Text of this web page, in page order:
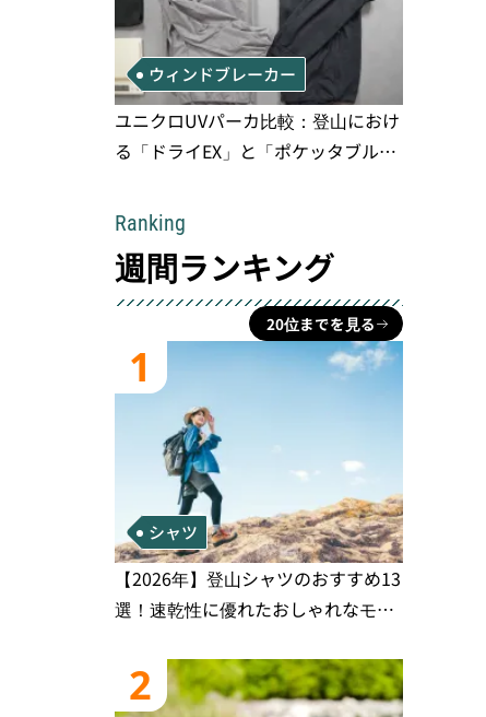
ウィンドブレーカー
ユニクロUVパーカ比較：登山におけ
る「ドライEX」と「ポケッタブル」
Ranking
週間ランキング
20位までを見る
1
シャツ
【2026年】登山シャツのおすすめ13
選！速乾性に優れたおしゃれなモデ
2